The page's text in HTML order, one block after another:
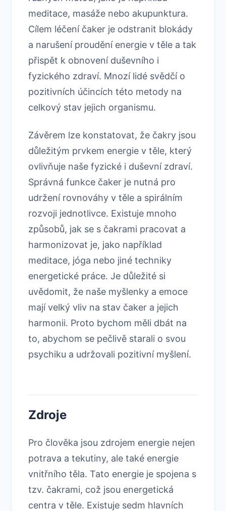
meditace, masáže nebo akupunktura.
Cílem léčení čaker je odstranit blokády
a narušení proudění energie v těle a tak
přispět k obnovení duševního i
fyzického zdraví. Mnozí lidé svědčí o
pozitivních účincích této metody na
celkový stav jejich organismu.
Závěrem lze konstatovat, že čakry jsou
důležitým prvkem energie v těle, který
ovlivňuje naše fyzické i duševní zdraví.
Správná funkce čaker je nutná pro
udržení rovnováhy v těle a spirálním
rozvoji jednotlivce. Existuje mnoho
způsobů, jak se s čakrami pracovat a
harmonizovat je, jako například
meditace, jóga nebo jiné techniky
energetické práce. Je důležité si
uvědomit, že naše myšlenky a emoce
mají velký vliv na stav čaker a jejich
harmonii. Proto bychom měli dbát na
to, abychom se pečlivě starali o svou
psychiku a udržovali pozitivní myšlení.
Zdroje
Pro člověka jsou zdrojem energie nejen
potrava a tekutiny, ale také energie
vnitřního těla. Tato energie je spojena s
tzv. čakrami, což jsou energetická
centra v těle. Existuje sedm hlavních